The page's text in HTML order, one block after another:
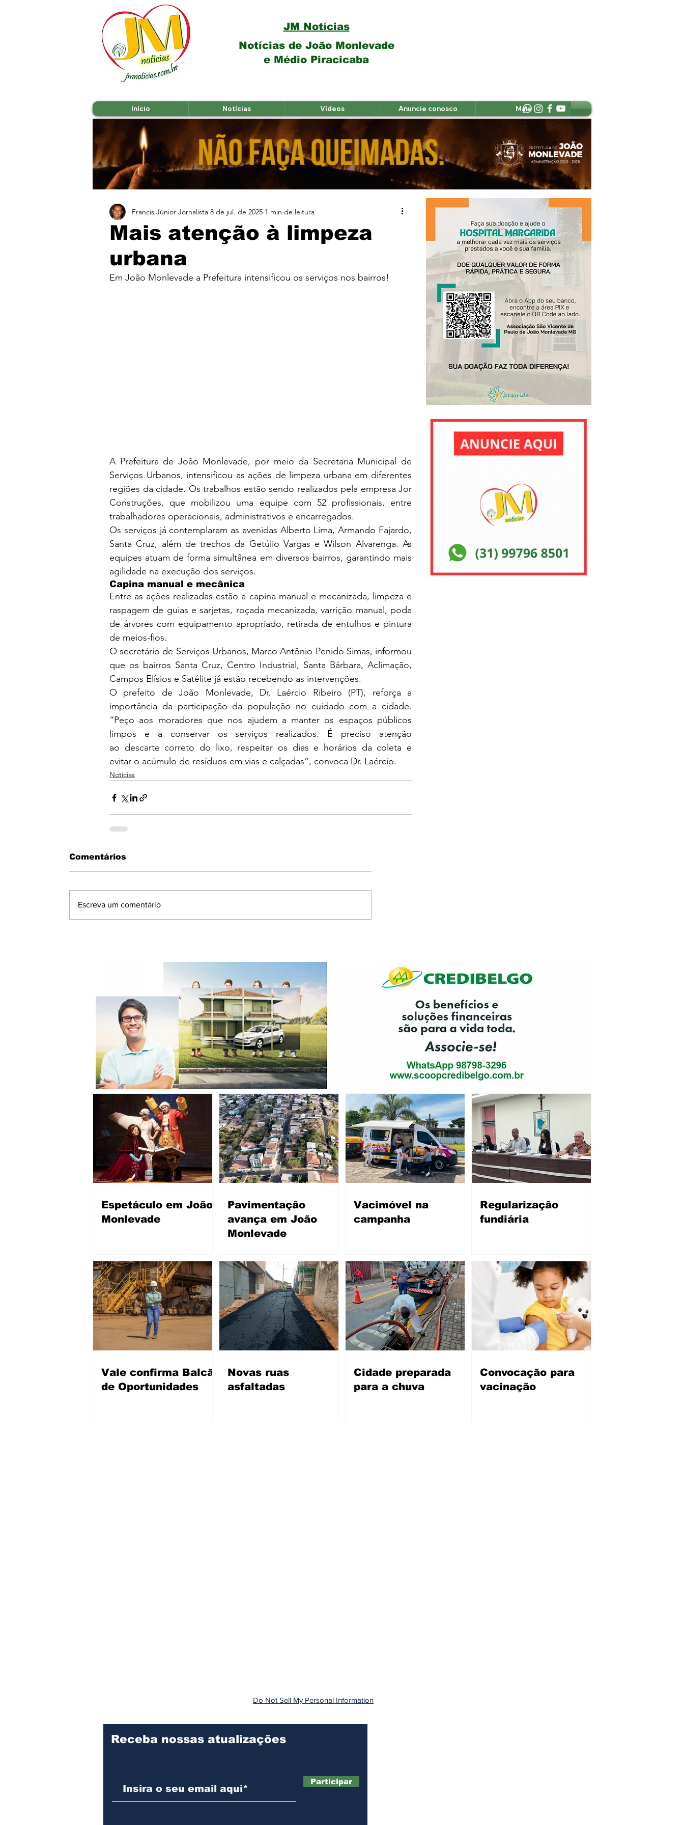
Notícias de João Monlevade
e Médio Piracicaba
JM Notícias
Início Notícias Vídeos Anuncie conosco Mais
Mais atenção à limpeza
urbana
Francis Júnior Jornalista 8 de jul. de 2025 1 min de leitura
Em João Monlevade a Prefeitura intensificou os serviços nos bairros!
A Prefeitura de João Monlevade, por meio da Secretaria Municipal de
Serviços Urbanos, intensificou as ações de limpeza urbana em diferentes
regiões da cidade. Os trabalhos estão sendo realizados pela empresa Jor
Construções, que mobilizou uma equipe com 52 profissionais, entre
trabalhadores operacionais, administrativos e encarregados.
Os serviços já contemplaram as avenidas Alberto Lima, Armando Fajardo,
Santa Cruz, além de trechos da Getúlio Vargas e Wilson Alvarenga. As
equipes atuam de forma simultânea em diversos bairros, garantindo mais
agilidade na execução dos serviços.
Capina manual e mecânica
Entre as ações realizadas estão a capina manual e mecanizada, limpeza e
raspagem de guias e sarjetas, roçada mecanizada, varrição manual, poda
de árvores com equipamento apropriado, retirada de entulhos e pintura
de meios-fios.
O secretário de Serviços Urbanos, Marco Antônio Penido Simas, informou
que os bairros Santa Cruz, Centro Industrial, Santa Bárbara, Aclimação,
Campos Elísios e Satélite já estão recebendo as intervenções.
O prefeito de João Monlevade, Dr. Laércio Ribeiro (PT), reforça a
importância da participação da população no cuidado com a cidade.
“Peço aos moradores que nos ajudem a manter os espaços públicos
limpos e a conservar os serviços realizados. É preciso atenção
ao descarte correto do lixo, respeitar os dias e horários da coleta e
evitar o acúmulo de resíduos em vias e calçadas”, convoca Dr. Laércio.
Notícias
Comentários
Escreva um comentário
Espetáculo em João
Monlevade
Pavimentação
avança em João
Monlevade
Vacimóvel na
campanha
Regularização
fundiária
Vale confirma Balcão
de Oportunidades
Novas ruas
asfaltadas
Cidade preparada
para a chuva
Convocação para
vacinação
Do Not Sell My Personal Information
Receba nossas atualizações
Participar